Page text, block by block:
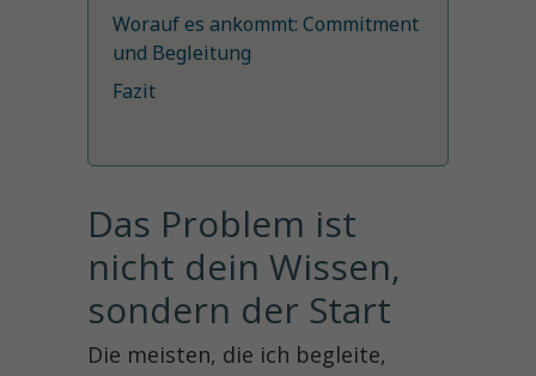
Worauf es ankommt: Commitment
und Begleitung
Fazit
Das Problem ist
nicht dein Wissen,
sondern der Start
Die meisten, die ich begleite,